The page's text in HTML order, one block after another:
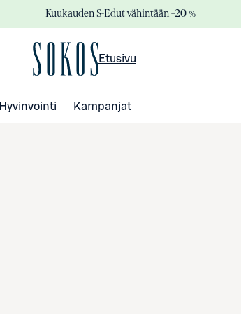
Kuukauden S-Edut vähintään –20 %
Etusivu
Hyvinvointi Kampanjat